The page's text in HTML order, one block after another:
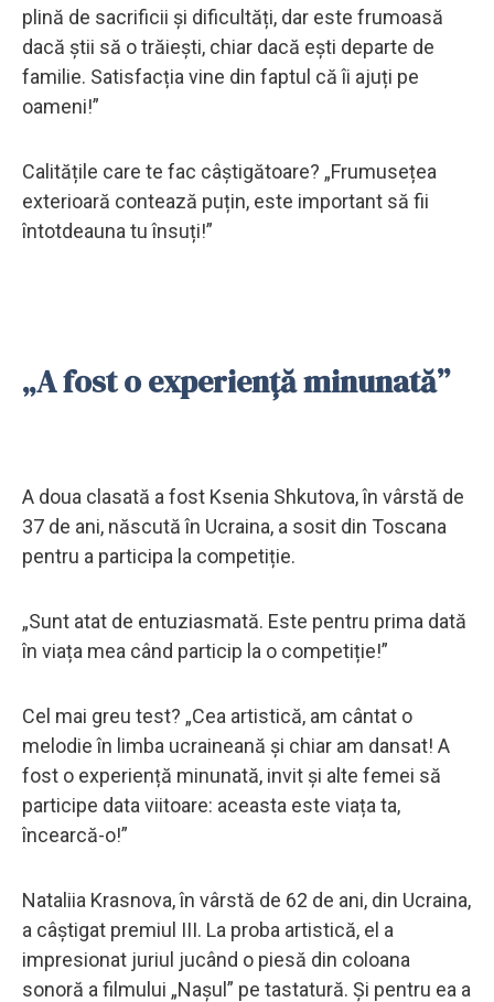
plină de sacrificii și dificultăți, dar este frumoasă
dacă știi să o trăiești, chiar dacă ești departe de
familie. Satisfacția vine din faptul că îi ajuți pe
oameni!”
Calitățile care te fac câștigătoare? „Frumusețea
exterioară contează puțin, este important să fii
întotdeauna tu însuți!”
„A fost o experiență minunată”
A doua clasată a fost Ksenia Shkutova, în vârstă de
37 de ani, născută în Ucraina, a sosit din Toscana
pentru a participa la competiție.
„Sunt atat de entuziasmată. Este pentru prima dată
în viața mea când particip la o competiție!”
Cel mai greu test? „Cea artistică, am cântat o
melodie în limba ucraineană și chiar am dansat! A
fost o experiență minunată, invit și alte femei să
participe data viitoare: aceasta este viața ta,
încearcă-o!”
Nataliia Krasnova, în vârstă de 62 de ani, din Ucraina,
a câștigat premiul III. La proba artistică, el a
impresionat juriul jucând o piesă din coloana
sonoră a filmului „Nașul” pe tastatură. Și pentru ea a